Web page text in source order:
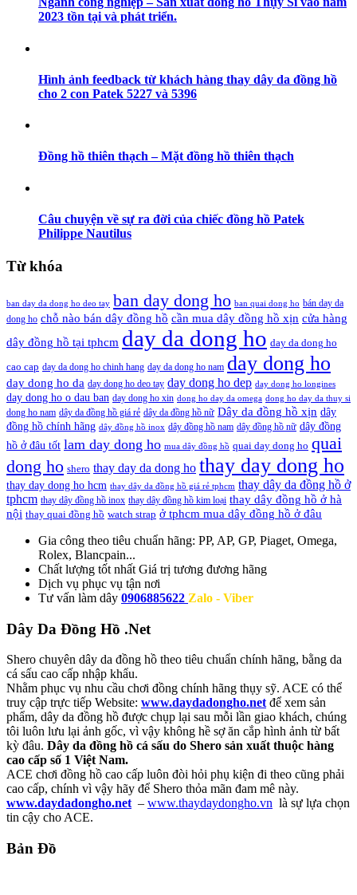
2023 tồn tại và phát triển.
Hình ảnh feedback từ khách hàng thay dây da đồng hồ
cho 2 con Patek 5227 và 5396
Đồng hồ thiên thạch – Mặt đồng hồ thiên thạch
Câu chuyện về sự ra đời của chiếc đồng hồ Patek
Philippe Nautilus
Từ khóa
ban day da dong ho deo tay ban day dong ho ban quai dong ho bán day da
dong ho chỗ nào bán dây đồng hồ cần mua dây đồng hồ xịn cửa hàng
dây đồng hồ tại tphcm day da dong ho day da dong ho
cao cap day da dong ho chinh hang day da dong ho nam day dong ho
day dong ho da day dong ho deo tay day dong ho dep day dong ho longines
day dong ho o dau ban day dong ho xin dong ho day da omega dong ho day da thuy si
dong ho nam dây da đồng hồ giá rẻ dây da đồng hồ nữ Dây da đồng hồ xịn dây
đồng hồ chính hãng dây đồng hồ inox dây đồng hồ nam dây đồng hồ nữ dây đồng
hồ ở đâu tốt lam day dong ho mua dây đồng hồ quai day dong ho quai
dong ho shero thay day da dong ho thay day dong ho
thay day dong ho hcm thay dây da đồng hồ giá rẻ tphcm thay dây da đồng hồ ở
tphcm thay dây đồng hồ inox thay dây đồng hồ kim loại thay dây đồng hồ ở hà
nội thay quai đồng hồ watch strap ở tphcm mua dây đồng hồ ở đâu
Gia công theo tiêu chuẩn hãng: PP, AP, GP, Piaget, Omega,
Rolex, Blancpain...
Chất lượng tốt nhất Giá trị tương đương hãng
Dịch vụ phục vụ tận nơi
Tư vấn làm dây 0906885622 Zalo - Viber
Dây Da Đồng Hồ .Net
Shero chuyên dây da đồng hồ theo tiêu chuẩn chính hãng, bằng da
cá sấu cao cấp nhập khẩu.
Nhằm phục vụ nhu cầu chơi đồng chính hãng thụy sỹ. ACE có thể
truy cập trực tiếp Website: www.daydadongho.netđể xem sản
phẩm, dây da đồng hồ được chụp lại sau mỗi lần giao khách, chúng
tôi luôn lưu lại ảnh gốc, vì vậy không hề sợ ăn cắp hình ảnh từ bất
kỳ đâu. Dây da đồng hồ cá sấu do Shero sản xuất thuộc hàng
cao cấp số 1 Việt Nam.
ACE chơi đồng hồ cao cấp luôn đòi hỏi phụ kiện đi theo cũng phải
cao cấp, chính vì vậy hãy để Shero thỏa mãn đam mê này.
www.daydadongho.net – www.thaydaydongho.vn là sự lựa chọn
tin cậy cho ACE.
Bản Đồ